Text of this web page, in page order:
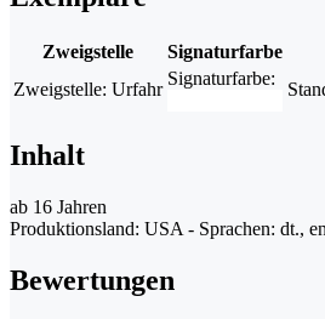
Zweigstelle Signaturfarbe
Zweigstelle: Urfahr
Signaturfarbe:
Inhalt
ab 16 Jahren
Produktionsland: USA - Sprachen: dt.,
Bewertungen